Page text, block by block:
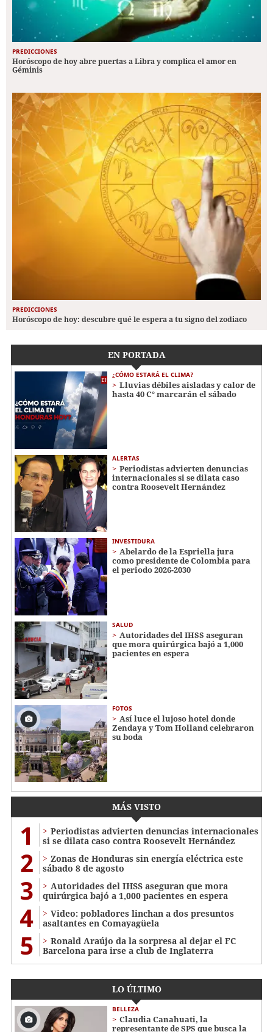
PREDICCIONES
Horóscopo de hoy abre puertas a Libra y complica el amor en
Géminis
PREDICCIONES
Horóscopo de hoy: descubre qué le espera a tu signo del zodiaco
EN PORTADA
¿CÓMO ESTARÁ EL CLIMA?
Lluvias débiles aisladas y calor de
hasta 40 C° marcarán el sábado
ALERTAS
Periodistas advierten denuncias
internacionales si se dilata caso
contra Roosevelt Hernández
INVESTIDURA
Abelardo de la Espriella jura
como presidente de Colombia para
el periodo 2026-2030
SALUD
Autoridades del IHSS aseguran
que mora quirúrgica bajó a 1,000
pacientes en espera
FOTOS
Así luce el lujoso hotel donde
Zendaya y Tom Holland celebraron
su boda
MÁS VISTO
1
Periodistas advierten denuncias internacionales
si se dilata caso contra Roosevelt Hernández
2
Zonas de Honduras sin energía eléctrica este
sábado 8 de agosto
3
Autoridades del IHSS aseguran que mora
quirúrgica bajó a 1,000 pacientes en espera
4
Video: pobladores linchan a dos presuntos
asaltantes en Comayagüela
5
Ronald Araújo da la sorpresa al dejar el FC
Barcelona para irse a club de Inglaterra
LO ÚLTIMO
BELLEZA
Claudia Canahuati, la
representante de SPS que busca la